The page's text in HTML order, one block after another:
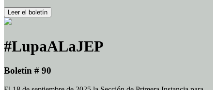
Leer el boletín
#LupaALaJEP
Boletín # 90